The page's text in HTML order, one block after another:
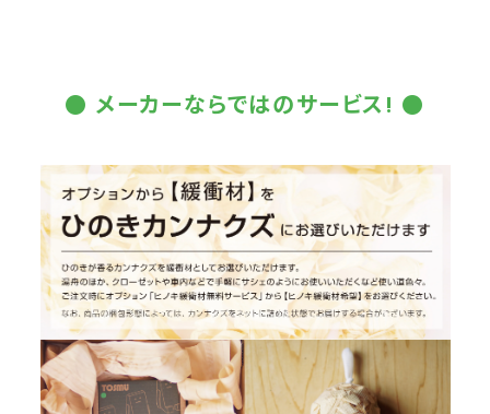
● メーカーならではのサービス! ●